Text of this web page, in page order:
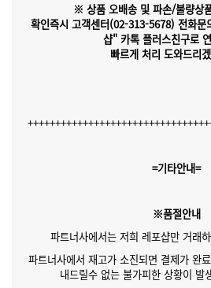
※ 상품 오배송 및 파손/불량상
확인즉시 고객센터(02-313-5678) 전화
샵" 카톡 플러스친구로
빠르게 처리 도와드리
=기타안내=
※품절안내
파트너사에서는 저희 레포샵만 거래
파트너사에서 재고가 소진되면 결제가 완
내드릴수 없는 불가피한 상황이 발